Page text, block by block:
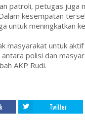
patroli, petugas juga
kesempatan
untuk meningkatkan
masyarakat untuk
polisi dan
AKP Rudi.
Twitter